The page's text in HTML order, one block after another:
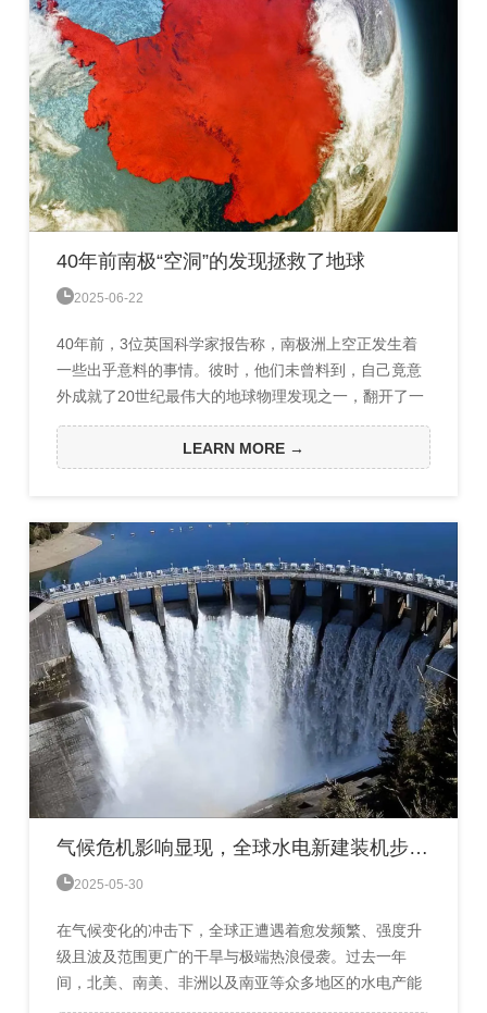
40年前南极“空洞”的发现拯救了地球
2025-06-22
40年前，3位英国科学家报告称，南极洲上空正发生着
一些出乎意料的事情。彼时，他们未曾料到，自己竟意
外成就了20世纪最伟大的地球物理发现之一，翻开了一
页意义非凡的科学篇章。1985年5月16日，该团队在
《自然》杂志上发表论文，明确指出南极洲上空的大气
臭氧层存在一个空洞。这一发现促使国际社会迅速采取
约——《蒙特利尔议定书》。至今，它仍是唯一一份获
得全球所有国家批准的...
LEARN MORE →
气候危机影响显现，全球水电新建装机步伐放缓
2025-05-30
在气候变化的冲击下，全球正遭遇着愈发频繁、强度升
级且波及范围更广的干旱与极端热浪侵袭。过去一年
间，北美、南美、非洲以及南亚等众多地区的水电产能
急剧下滑，这一状况如同导火索，引发了多个国家陷入